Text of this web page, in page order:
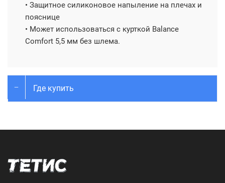
• Защитное силиконовое напыление на плечах и
пояснице
• Может использоваться с курткой Balance
Comfort 5,5 мм без шлема.
Где купить